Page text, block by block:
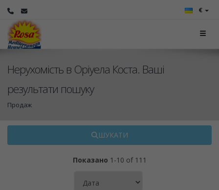
€
Нерухомість в Оріуела Коста. Ваші
результати пошуку
Продаж
ШУКАТИ
Показано 1-10 of 111